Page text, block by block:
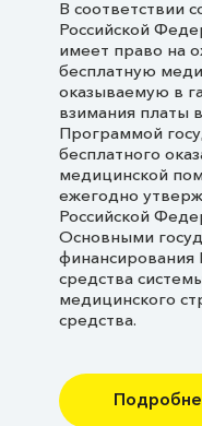
В соответствии
Российской
имеет право на
бесплатную
оказываемую в
взимания платы
Программой
бесплатного
медицинской
ежегодно
Российской
Основными
средства
медицинского
средства.